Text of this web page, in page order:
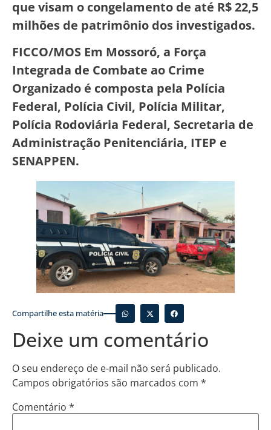
que visam o congelamento de até R$ 22,5
milhões de patrimônio dos investigados.
FICCO/MOS Em Mossoró, a Força
Integrada de Combate ao Crime
Organizado é composta pela Polícia
Federal, Polícia Civil, Polícia Militar,
Polícia Rodoviária Federal, Secretaria de
Administração Penitenciária, ITEP e
SENAPPEN.
Compartilhe esta matéria
Deixe um comentário
O seu endereço de e-mail não será publicado.
Campos obrigatórios são marcados com *
Comentário *